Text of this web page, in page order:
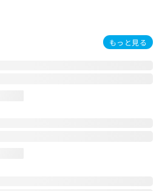
もっと見る